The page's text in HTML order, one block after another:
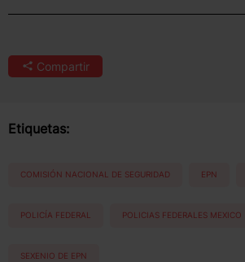
Compartir
Etiquetas:
COMISIÓN NACIONAL DE SEGURIDAD EPN
POLICÍA FEDERAL POLICIAS FEDERALES MEXICO
SEXENIO DE EPN